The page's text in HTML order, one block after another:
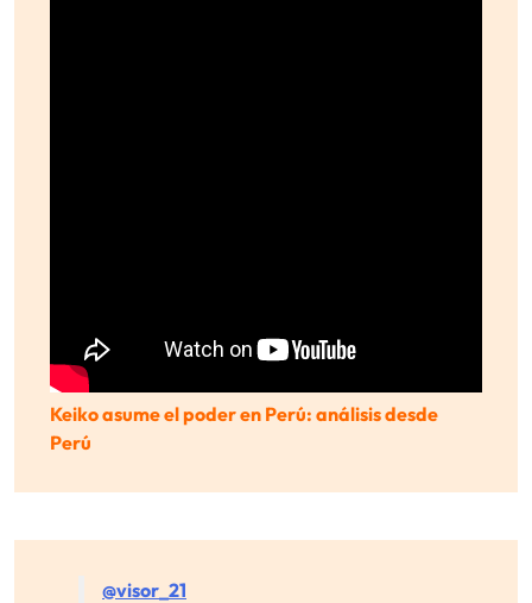
Keiko asume el poder en Perú: análisis desde
Perú
@visor_21